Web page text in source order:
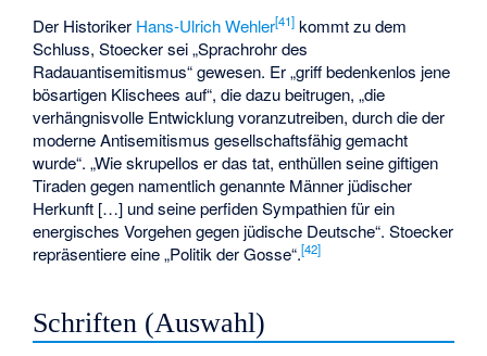
Der Historiker Hans-Ulrich Wehler[41] kommt zu dem
Schluss, Stoecker sei „Sprachrohr des
Radauantisemitismus“ gewesen. Er „griff bedenkenlos jene
bösartigen Klischees auf“, die dazu beitrugen, „die
verhängnisvolle Entwicklung voranzutreiben, durch die der
moderne Antisemitismus gesellschaftsfähig gemacht
wurde“. „Wie skrupellos er das tat, enthüllen seine giftigen
Tiraden gegen namentlich genannte Männer jüdischer
Herkunft […] und seine perfiden Sympathien für ein
energisches Vorgehen gegen jüdische Deutsche“. Stoecker
repräsentiere eine „Politik der Gosse“.[42]
Schriften (Auswahl)